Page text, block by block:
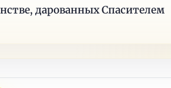
дарованных Спасителем